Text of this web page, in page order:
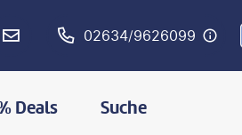
02634/9626099
Deals Suche